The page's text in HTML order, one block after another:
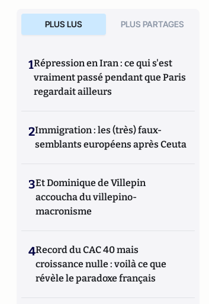
invitée du magazine
Sexualités Humaines
PLUS LUS PLUS PARTAGES
1Répression en Iran : ce qui s'est
vraiment passé pendant que Paris
regardait ailleurs
2Immigration : les (très) faux-
semblants européens après Ceuta
3Et Dominique de Villepin
accoucha du villepino-
macronisme
4Record du CAC 40 mais
croissance nulle : voilà ce que
révèle le paradoxe français